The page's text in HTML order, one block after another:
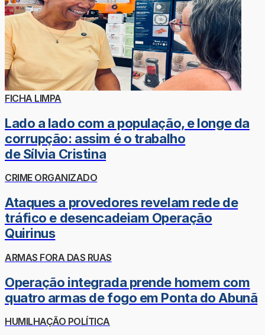
FICHA LIMPA
Lado a lado com a população, e longe da
corrupção: assim é o trabalho
de Sílvia Cristina
CRIME ORGANIZADO
Ataques a provedores revelam rede de
tráfico e desencadeiam Operação
Quirinus
ARMAS FORA DAS RUAS
Operação integrada prende homem com
quatro armas de fogo em Ponta do Abunã
HUMILHAÇÃO POLÍTICA